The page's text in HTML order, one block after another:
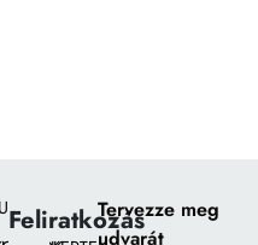
FeliratkozásTervezze meg
udvarát